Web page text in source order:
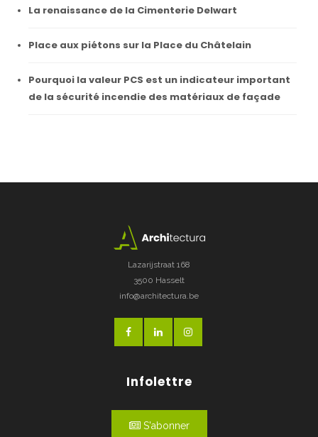
La renaissance de la Cimenterie Delwart
Place aux piétons sur la Place du Châtelain
Pourquoi la valeur PCS est un indicateur important
de la sécurité incendie des matériaux de façade
Lazarijstraat 168
3500 Hasselt
info@architectura.be
Infolettre
S'abonner